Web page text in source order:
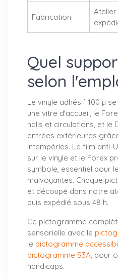
Fabrication
Atelier
Quel
selon
Le vinyle adhésif 100 µ
une vitre d'accueil, le
halls et circulations, et le
entrées extérieures
intempéries. Le film anti-
sur le vinyle et le Forex
symbole, essentiel pour
malvoyantes. Chaque
et découpé dans notre
puis expédié sous 48 h.
Ce pictogramme
sensorielle avec le
le pictogramme
pictogramme S3A, pour
handicaps.